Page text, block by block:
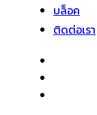
บล็อค
ติดต่อเรา